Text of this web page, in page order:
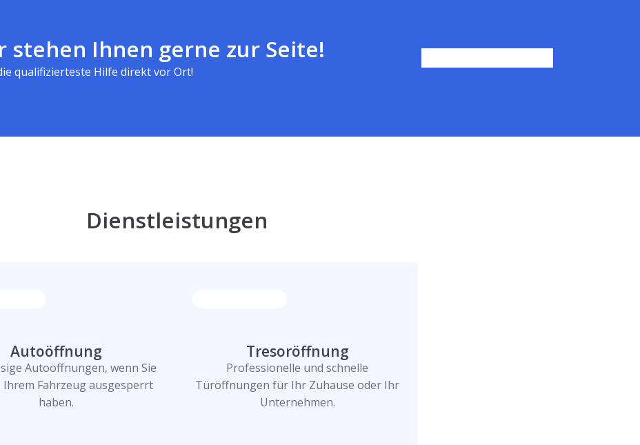
stehen Ihnen gerne zur Seite!
qualifizierteste Hilfe direkt vor Ort!
Dienstleistungen
Autoöffnung
Autoöffnungen, wenn Sie
Ihrem Fahrzeug ausgesperrt
haben.
Tresoröffnung
Professionelle und schnelle
Türöffnungen für Ihr Zuhause oder Ihr
Unternehmen.